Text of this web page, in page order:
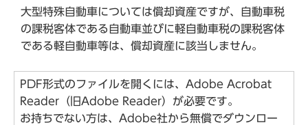
大型特殊自動車については償却資産ですが、自動車税
の課税客体である自動車並びに軽自動車税の課税客体
である軽自動車等は、償却資産に該当しません。
PDF形式のファイルを開くには、Adobe Acrobat
Reader（旧Adobe Reader）が必要です。
お持ちでない方は、Adobe社から無償でダウンロー